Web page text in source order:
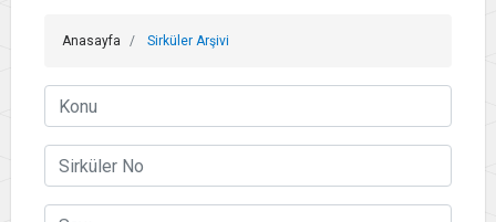
Anasayfa Sirküler Arşivi